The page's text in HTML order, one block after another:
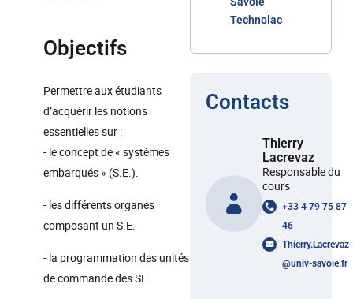
Objectifs
Permettre aux étudiants
d’acquérir les notions
essentielles sur :
- le concept de « systèmes
embarqués » (S.E.).
- les différents organes
composant un S.E.
- la programmation des unités
de commande des SE
Technolac
Contacts
Thierry
Lacrevaz
Responsable du
cours
+33 4 79 75 87
46
Thierry.Lacrevaz
@univ-savoie.fr